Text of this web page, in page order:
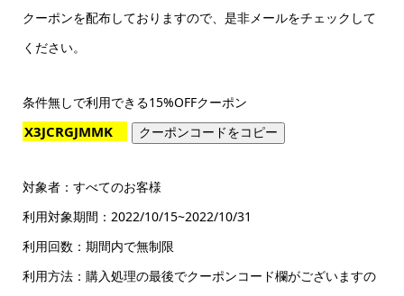
クーポンを配布しておりますので、是非メールをチェックして
ください。
条件無しで利用できる15%OFFクーポン
クーポンコードをコピー
対象者：すべてのお客様
利用対象期間：2022/10/15~2022/10/31
利用回数：期間内で無制限
利用方法：購入処理の最後でクーポンコード欄がございますの